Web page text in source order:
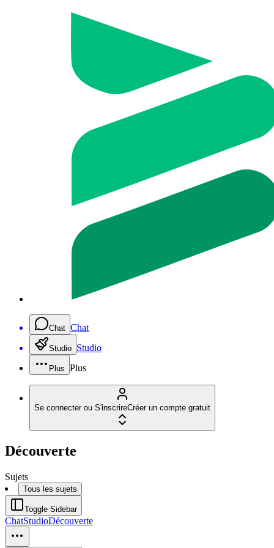
Chat Chat
Studio Studio
Plus Plus
Se connecter ou S'inscrireCréer un compte gratuit
Découverte
Sujets
Tous les sujets
Toggle Sidebar
ChatStudioDécouverte